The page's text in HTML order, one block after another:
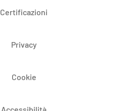
Certificazioni
Privacy
Cookie